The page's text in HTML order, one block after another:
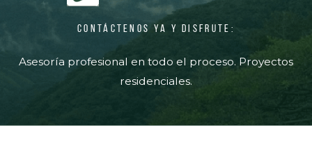
CONTÁCTENOS YA Y DISFRUTE:
Asesoría profesional en todo el proceso. Proyectos
residenciales.